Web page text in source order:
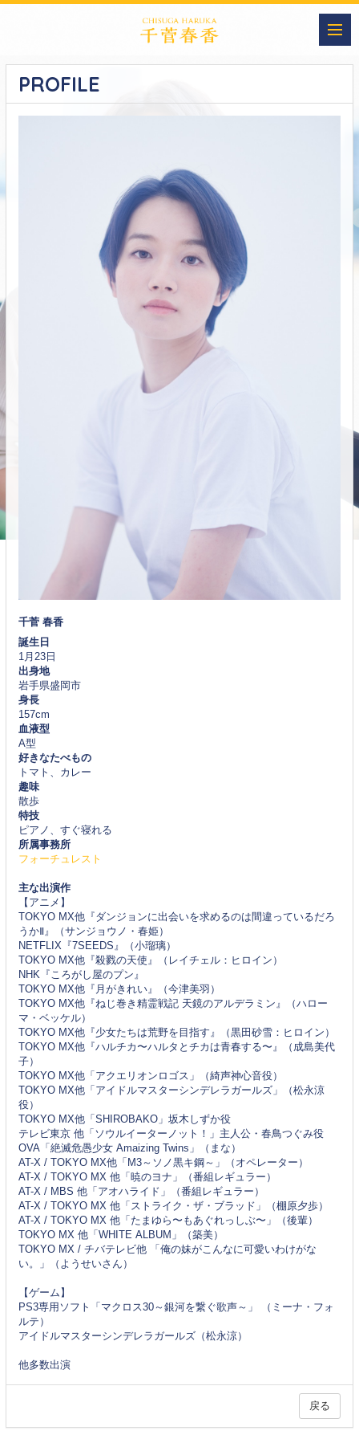
PROFILE
千菅 春香
誕生日
1月23日
出身地
岩手県盛岡市
身長
157cm
血液型
A型
好きなたべもの
トマト、カレー
趣味
散歩
特技
ピアノ、すぐ寝れる
所属事務所
フォーチュレスト
主な出演作
【アニメ】
TOKYO MX他『ダンジョンに出会いを求めるのは間違っているだろ
うかⅡ』（サンジョウノ・春姫）
NETFLIX『7SEEDS』（小瑠璃）
TOKYO MX他『殺戮の天使』（レイチェル：ヒロイン）
NHK『ころがし屋のプン』
TOKYO MX他『月がきれい』（今津美羽）
TOKYO MX他『ねじ巻き精霊戦記 天鏡のアルデラミン』（ハロー
マ・ベッケル）
TOKYO MX他『少女たちは荒野を目指す』（黒田砂雪：ヒロイン）
TOKYO MX他『ハルチカ〜ハルタとチカは青春する〜』（成島美代
子）
TOKYO MX他「アクエリオンロゴス」（綺声神心音役）
TOKYO MX他「アイドルマスターシンデレラガールズ」（松永涼
役）
TOKYO MX他「SHIROBAKO」坂木しずか役
テレビ東京 他「ソウルイーターノット！」主人公・春鳥つぐみ役
OVA「絶滅危愚少女 Amaizing Twins」（まな）
AT-X / TOKYO MX他「M3～ソノ黒キ鋼～」（オペレーター）
AT-X / TOKYO MX 他「暁のヨナ」（番組レギュラー）
AT-X / MBS 他「アオハライド」（番組レギュラー）
AT-X / TOKYO MX 他「ストライク・ザ・ブラッド」（棚原夕歩）
AT-X / TOKYO MX 他「たまゆら〜もあぐれっしぶ〜」（後輩）
TOKYO MX 他「WHITE ALBUM」（築美）
TOKYO MX / チバテレビ他 「俺の妹がこんなに可愛いわけがな
い。」（ようせいさん）
【ゲーム】
PS3専用ソフト「マクロス30～銀河を繋ぐ歌声～」 （ミーナ・フォ
ルテ）
アイドルマスターシンデレラガールズ（松永涼）
他多数出演
戻る